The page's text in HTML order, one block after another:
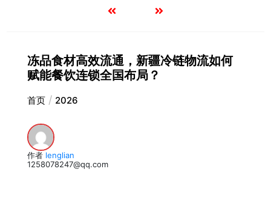
冻品食材高效流通，新疆冷链物流如何
赋能餐饮连锁全国布局？
首页 2026
作者 lenglian
1258078247@qq.com